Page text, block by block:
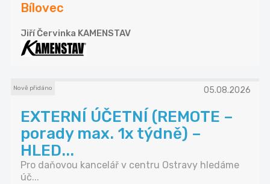
Bílovec
Jiří Červinka KAMENSTAV
Nově přidáno 05.08.2026
EXTERNÍ ÚČETNÍ (REMOTE –
porady max. 1x týdně) –
HLED...
Pro daňovou kancelář v centru Ostravy hledáme
úč...